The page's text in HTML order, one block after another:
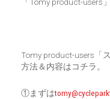
Tomy product-users「
方法＆内容はコチラ。
①まずは